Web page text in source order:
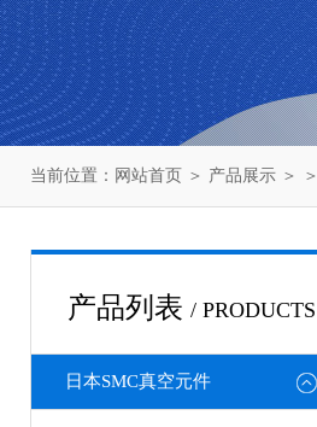
当前位置： 网站首页 ＞ 产品展示 ＞ ＞
产品列表 / PRODUCTS
日本SMC真空元件